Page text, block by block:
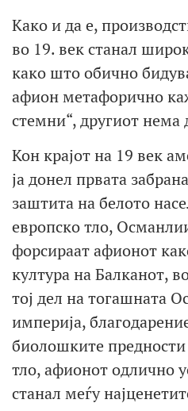
Како и да е,
во 19. век станал
како што обично
афион метафорично
стемни“, другиот нема
Кон крајот на 19 век
ја донел првата
заштита на белото
европско тло,
форсираат афионот
култура на Балканот,
тој дел на тогашната
империја,
биолошките
тло, афионот одлично
станал меѓу